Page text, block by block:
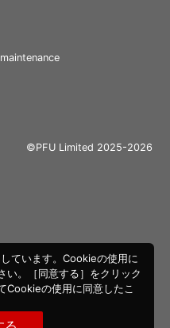
©PFU Limited 2025-2026
ています。Cookieの使用に
い。［同意する］をクリック
Cookieの使用に同意したこ